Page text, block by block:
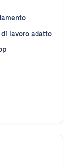
di lavoro adatto